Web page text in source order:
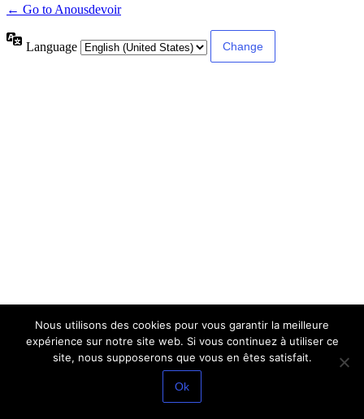
← Go to Anousdevoir
Language
Nous utilisons des cookies pour vous garantir la meilleure
expérience sur notre site web. Si vous continuez à utiliser ce
site, nous supposerons que vous en êtes satisfait.
Ok